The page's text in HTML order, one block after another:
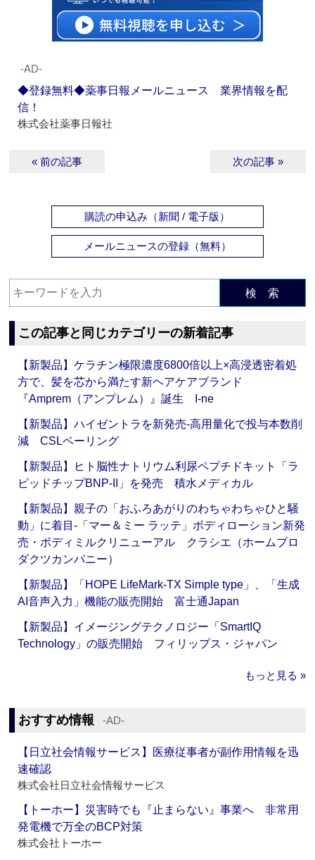
‐AD‐
◆登録無料◆薬事日報メールニュース 業界情報を配
信！
株式会社薬事日報社
« 前の記事 次の記事 »
購読の申込み（新聞 / 電子版）
メールニュースの登録（無料）
検 索
この記事と同じカテゴリーの新着記事
【新製品】ケラチン極限濃度6800倍以上×高浸透密着処
方で、髪を芯から満たす新ヘアケアブランド
『Amprem（アンプレム）』誕生 I-ne
【新製品】ハイゼントラを新発売‐高用量化で投与本数削
減 CSLベーリング
【新製品】ヒト脳性ナトリウム利尿ペプチドキット「ラ
ピッドチップBNP-II」を発売 積水メディカル
【新製品】親子の「おふろあがりのわちゃわちゃひと騒
動」に着目‐「マー＆ミー ラッテ」ボディローション新発
売・ボディミルクリニューアル クラシエ（ホームプロ
ダクツカンパニー）
【新製品】「HOPE LifeMark-TX Simple type」、「生成
AI音声入力」機能の販売開始 富士通Japan
【新製品】イメージングテクノロジー「SmartIQ
Technology」の販売開始 フィリップス・ジャパン
もっと見る »
おすすめ情報 ‐AD‐
【日立社会情報サービス】医療従事者が副作用情報を迅
速確認
株式会社日立社会情報サービス
【トーホー】災害時でも『止まらない』事業へ 非常用
発電機で万全のBCP対策
株式会社トーホー